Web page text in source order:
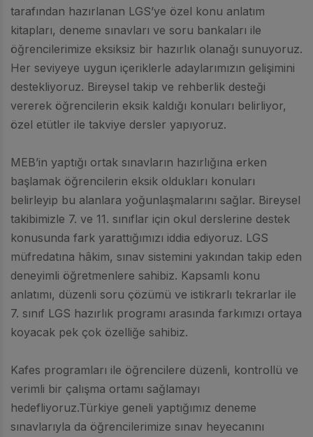
tarafından hazırlanan LGS’ye özel konu anlatım
kitapları, deneme sınavları ve soru bankaları ile
öğrencilerimize eksiksiz bir hazırlık olanağı sunuyoruz.
Her seviyeye uygun içeriklerle adaylarımızın gelişimini
destekliyoruz. Bireysel takip ve rehberlik desteği
vererek öğrencilerin eksik kaldığı konuları belirliyor,
özel etütler ile takviye dersler yapıyoruz.
MEB’in yaptığı ortak sınavların hazırlığına erken
başlamak öğrencilerin eksik oldukları konuları
belirleyip bu alanlara yoğunlaşmalarını sağlar. Bireysel
takibimizle 7. ve 11. sınıflar için okul derslerine destek
konusunda fark yarattığımızı iddia ediyoruz. LGS
müfredatına hâkim, sınav sistemini yakından takip eden
deneyimli öğretmenlere sahibiz. Kapsamlı konu
anlatımı, düzenli soru çözümü ve istikrarlı tekrarlar ile
7. sınıf LGS hazırlık programı arasında farkımızı ortaya
koyacak pek çok özelliğe sahibiz.
Kafes programları ile öğrencilere düzenli, kontrollü ve
verimli bir çalışma ortamı sağlamayı
hedefliyoruz.Türkiye geneli yaptığımız deneme
sınavlarıyla da öğrencilerimize sınav heyecanını